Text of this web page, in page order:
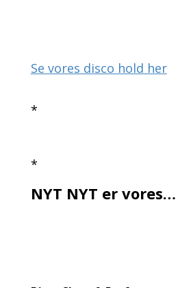
Se vores disco hold her
*
*
NYT NYT er vores…